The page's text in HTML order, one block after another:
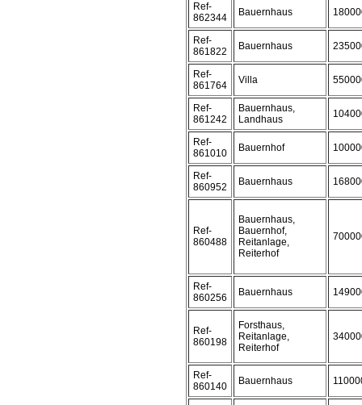
Ref-
862344
Bauernhaus
Ref-
861822
Bauernhaus
Ref-
861764
Villa
Ref-
861242
Bauernhaus,
Landhaus
Ref-
861010
Bauernhof
Ref-
860952
Bauernhaus
Ref-
860488
Bauernhaus,
Bauernhof,
Reitanlage,
Reiterhof
Ref-
860256
Bauernhaus
Ref-
860198
Forsthaus,
Reitanlage,
Reiterhof
Ref-
860140
Bauernhaus